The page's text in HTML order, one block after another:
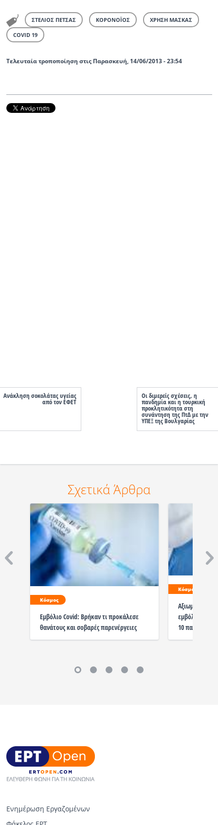
ΣΤΕΛΙΟΣ ΠΕΤΣΑΣ ΚΟΡΟΝΟΪΟΣ ΧΡΗΣΗ ΜΑΣΚΑΣ
COVID 19
Τελευταία τροποποίηση στις Παρασκευή, 14/06/2013 - 23:54
Ανάκληση σοκολάτας υγείας
από τον ΕΦΕΤ
Οι διμερείς σχέσεις, η
πανδημία και η τουρκική
προκλητικότητα στη
συνάντηση της ΠτΔ με την
ΥΠΕΞ της Βουλγαρίας
Σχετικά Άρθρα
Κόσμος
Εμβόλιο Covid: Βρήκαν τι προκάλεσε
θανάτους και σοβαρές παρενέργειες
Κόσμος
Αξιωματούχοι
εμβόλιο για
10 παιδιών
Ενημέρωση Εργαζομένων